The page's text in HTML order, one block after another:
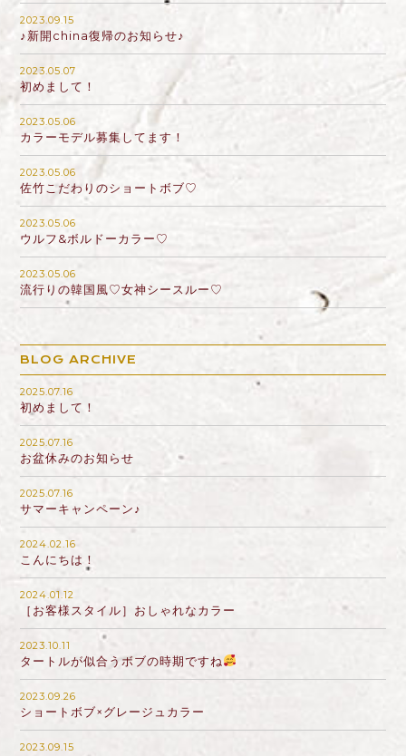
2023.09.15
♪新開china復帰のお知らせ♪
2023.05.07
初めまして！
2023.05.06
カラーモデル募集してます！
2023.05.06
佐竹こだわりのショートボブ♡
2023.05.06
ウルフ&ボルドーカラー♡
2023.05.06
流行りの韓国風♡女神シースルー♡
BLOG ARCHIVE
2025.07.16
初めまして！
2025.07.16
お盆休みのお知らせ
2025.07.16
サマーキャンペーン♪
2024.02.16
こんにちは！
2024.01.12
［お客様スタイル］おしゃれなカラー
2023.10.11
タートルが似合うボブの時期ですね
2023.09.26
ショートボブ×グレージュカラー
2023.09.15